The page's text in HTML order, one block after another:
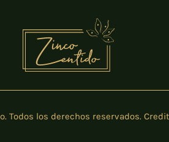
Todos los derechos reservados.